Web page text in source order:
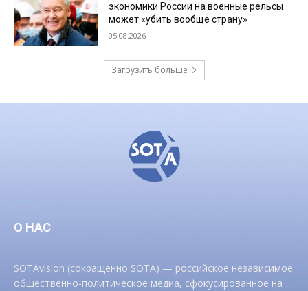
экономики России на военные рельсы
может «убить вообще страну»
05.08.2026
Загрузить больше
О НАС
SOTAvision (сокращенно SOTA) — российское независимое
общественно-политическое медиа, сфокусированное на